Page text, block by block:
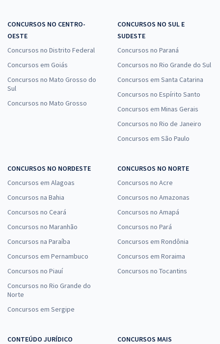
ou 12x R$ 52,72
Economize R$ 158,16 (-20%)
TRF 3ª Região (SP/MS) - Tribunal Regional Federal da 3ª
Região - Técnico Judiciário - Apoio Especializado -
Informática (Pré-Edital)
R$ 415,84 à vista
RECOMENDADO
Comprar
TRF 2ª Região (RJ/ES) - Tribunal Regional Federal da 2ª
Região - Analista Judiciário - Área Judiciária - Sem
Especialidade
R$ 632,64 à vista
CONCURSOS NO CENTRO-
OESTE
Concursos no Distrito Federal
Concursos em Goiás
Concursos no Mato Grosso do
Sul
Concursos no Mato Grosso
CONCURSOS NO SUL E
SUDESTE
Concursos no Paraná
Concursos no Rio Grande do Sul
Concursos em Santa Catarina
Concursos no Espírito Santo
Concursos em Minas Gerais
Concursos no Rio de Janeiro
Concursos em São Paulo
CONCURSOS NO NORDESTE
Concursos em Alagoas
Concursos na Bahia
Concursos no Ceará
Concursos no Maranhão
Concursos na Paraíba
Concursos em Pernambuco
Concursos no Piauí
Concursos no Rio Grande do
Norte
Concursos em Sergipe
CONCURSOS NO NORTE
Concursos no Acre
Concursos no Amazonas
Concursos no Amapá
Concursos no Pará
Concursos em Rondônia
Concursos em Roraima
Concursos no Tocantins
CONTEÚDO JURÍDICO
CONCURSOS MAIS